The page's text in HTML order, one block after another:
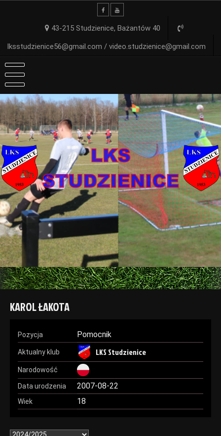
43-215 Studzienice, Bażantów 40
lksstudzienice56@gmail.com / video.studzienice@gmail.com
KAROL ŁAKOTA
Pozycja Pomocnik
Aktualny klub LKS Studzienice
Narodowość
Data urodzenia 2007-08-22
Wiek 18